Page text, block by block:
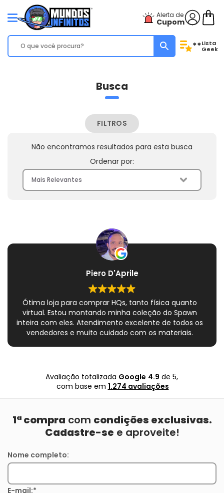
Alerta de
Cupom
**Lista
Geek
Busca
FILTROS
Não encontramos resultados para esta busca
Ordenar por:
Piero D'Aprile
Ótima loja para comprar HQs, tanto física quanto
virtual. Estou montando minha coleção do Spawn
inteira com eles. Atendimento excelente de todos os
vendedores e muito cuidado com os materiais.
Avaliação totalizada Google 4.9 de 5,
com base em 1.274 avaliações